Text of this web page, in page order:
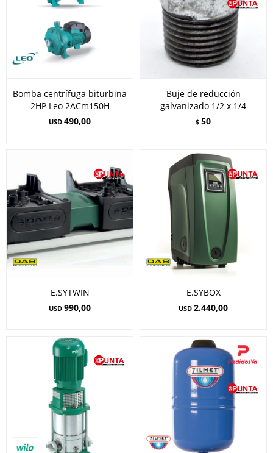
Bomba centrífuga biturbina
2HP Leo 2ACm150H
USD 490,00
Buje de reducción
galvanizado 1/2 x 1/4
$ 50
E.SYTWIN
USD 990,00
E.SYBOX
USD 2.440,00